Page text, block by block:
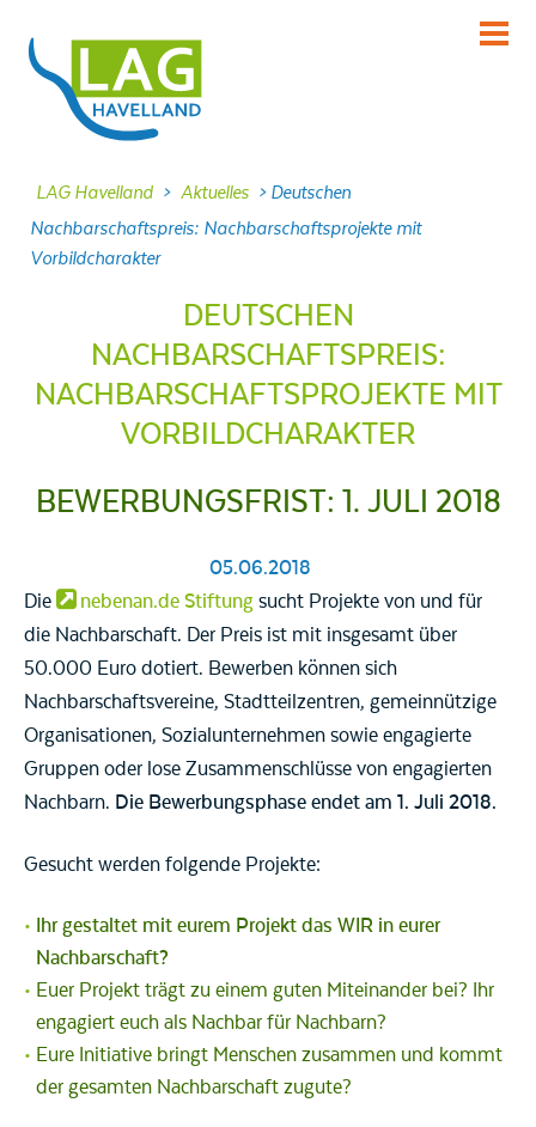
KENNENLERNEN
INFORMIEREN
DABEI SEIN
Veranstaltungen
Dokumente
FRAGEN
LAG Havelland > Aktuelles > Deutschen
Nachbarschaftspreis: Nachbarschaftsprojekte mit
Vorbildcharakter
DEUTSCHEN
NACHBARSCHAFTSPREIS:
NACHBARSCHAFTSPROJEKTE MIT
VORBILDCHARAKTER
BEWERBUNGSFRIST: 1. JULI 2018
05.06.2018
Die
nebenan.de Stiftung sucht Projekte von und für
die Nachbarschaft. Der Preis ist mit insgesamt über
50.000 Euro dotiert. Bewerben können sich
Nachbarschaftsvereine, Stadtteilzentren, gemeinnützige
Organisationen, Sozialunternehmen sowie engagierte
Gruppen oder lose Zusammenschlüsse von engagierten
Nachbarn. Die Bewerbungsphase endet am 1. Juli 2018.
Gesucht werden folgende Projekte:
Ihr gestaltet mit eurem Projekt das WIR in eurer
Nachbarschaft?
Euer Projekt trägt zu einem guten Miteinander bei? Ihr
engagiert euch als Nachbar für Nachbarn?
Eure Initiative bringt Menschen zusammen und kommt
der gesamten Nachbarschaft zugute?